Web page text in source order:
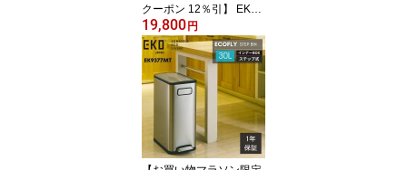
クーポン 12％引】 EKO
ゴミ箱 20L 20リットル E
K9377 ペダル 足踏み 大
容量 スリム ステンレス
縦型 縦 両開き ふた付き
エコフライ ステップビン
おしゃれ ダストボックス
19,800円